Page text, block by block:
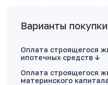
Варианты покупки
Оплата строящегося
ипотечных средств
Оплата строящегося
материнского